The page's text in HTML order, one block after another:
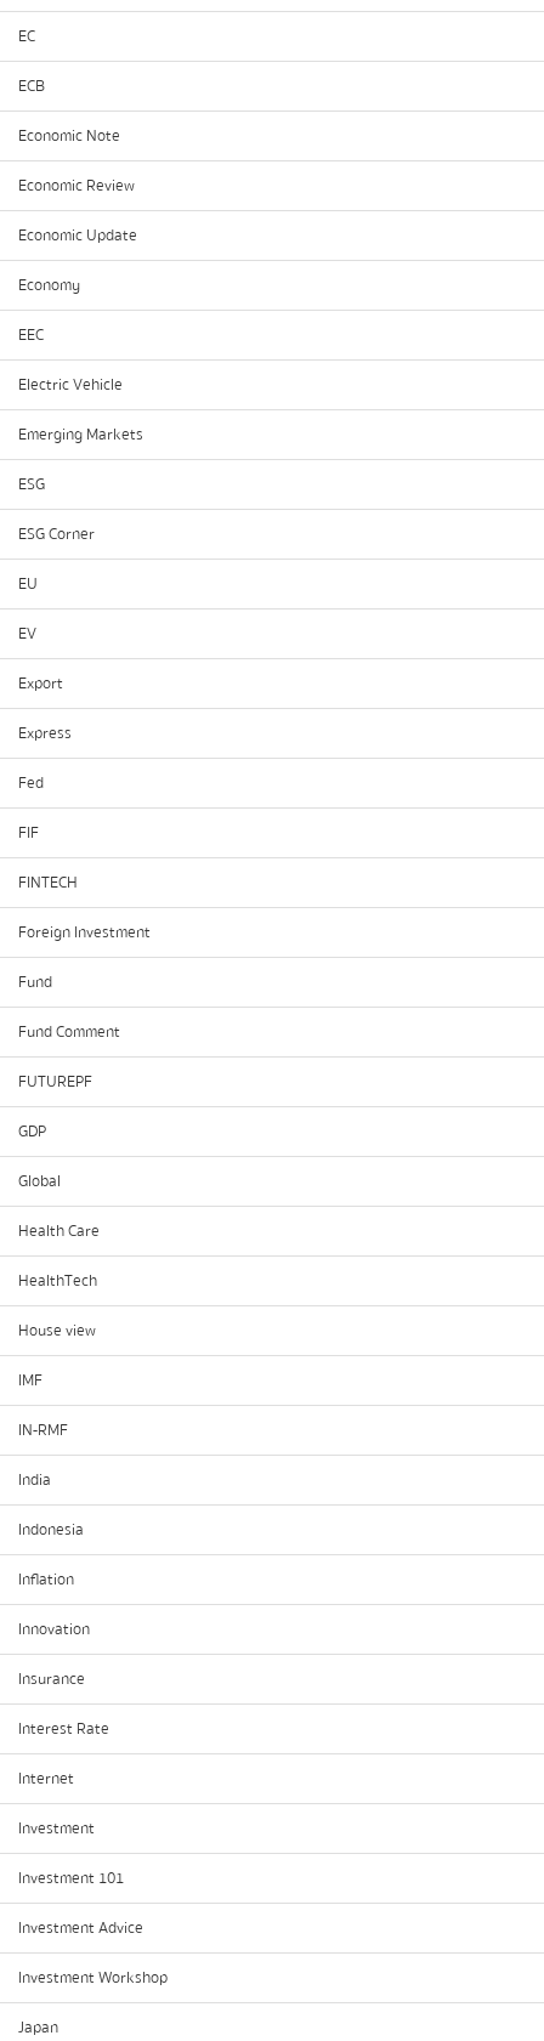
EC
ECB
Economic Note
Economic Review
Economic Update
Economy
EEC
Electric Vehicle
Emerging Markets
ESG
ESG Corner
EU
EV
Export
Express
Fed
FIF
FINTECH
Foreign Investment
Fund
Fund Comment
FUTUREPF
GDP
Global
Health Care
HealthTech
House view
IMF
IN-RMF
India
Indonesia
Inflation
Innovation
Insurance
Interest Rate
Internet
Investment
Investment 101
Investment Advice
Investment Workshop
Japan